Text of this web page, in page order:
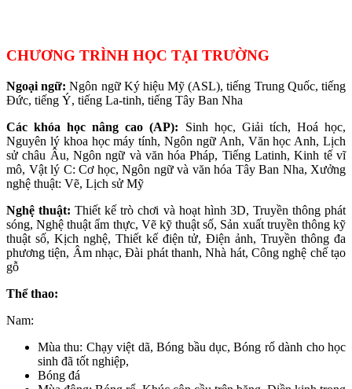
CHƯƠNG TRÌNH HỌC TẠI TRƯỜNG
Ngoại ngữ: Ngôn ngữ Ký hiệu Mỹ (ASL), tiếng Trung Quốc, tiếng
Đức, tiếng Ý, tiếng La-tinh, tiếng Tây Ban Nha
Các khóa học nâng cao (AP): Sinh học, Giải tích, Hoá học,
Nguyên lý khoa học máy tính, Ngôn ngữ Anh, Văn học Anh, Lịch
sử châu Âu, Ngôn ngữ và văn hóa Pháp, Tiếng Latinh, Kinh tế vĩ
mô, Vật lý C: Cơ học, Ngôn ngữ và văn hóa Tây Ban Nha, Xưởng
nghệ thuật: Vẽ, Lịch sử Mỹ
Nghệ thuật:Thiết kế trò chơi và hoạt hình 3D, Truyền thông phát
sóng, Nghệ thuật ẩm thực, Vẽ kỹ thuật số, Sản xuất truyền thông kỹ
thuật số, Kịch nghệ, Thiết kế điện tử, Điện ảnh, Truyền thông đa
phương tiện, Âm nhạc, Đài phát thanh, Nhà hát, Công nghệ chế tạo
gỗ
Thể thao:
Nam:
Mùa thu: Chạy việt dã, Bóng bầu dục, Bóng rổ dành cho học
sinh đã tốt nghiệp,
Bóng đá